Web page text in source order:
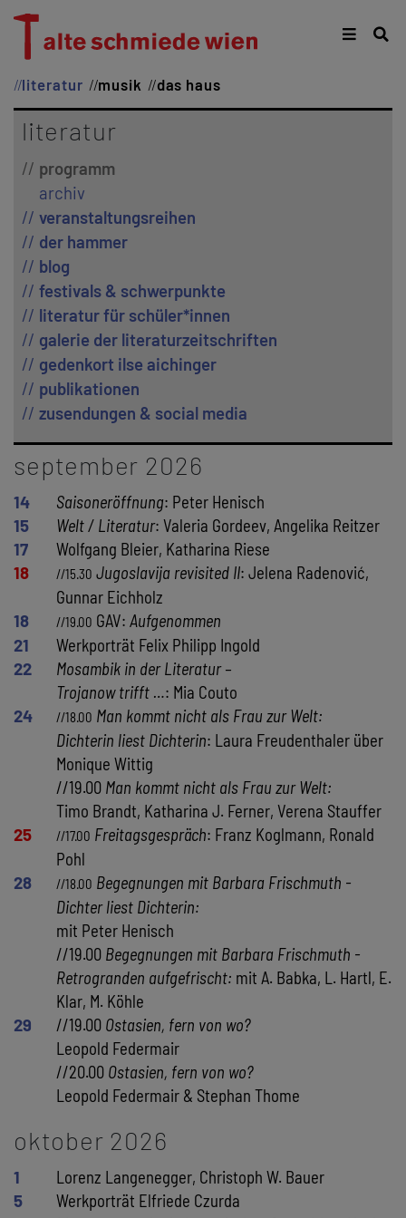
literatur musik das haus
literatur
programm
archiv
veranstaltungsreihen
der hammer
blog
festivals & schwerpunkte
literatur für schüler*innen
galerie der literaturzeitschriften
gedenkort ilse aichinger
publikationen
zusendungen & social media
september 2026
14 Saisoneröffnung: Peter Henisch
15
Welt / Literatur: Valeria Gordeev, Angelika Reitzer
17
Wolfgang Bleier, Katharina Riese
18
//15.30 Jugoslavija revisited II: Jelena Radenović,
Gunnar Eichholz
18
//19.00 GAV: Aufgenommen
21
Werkporträt Felix Philipp Ingold
22
Mosambik in der Literatur –
Trojanow trifft …: Mia Couto
24
//18.00 Man kommt nicht als Frau zur Welt:
Dichterin liest Dichterin: Laura Freudenthaler über
Monique Wittig
//19.00 Man kommt nicht als Frau zur Welt:
Timo Brandt, Katharina J. Ferner, Verena Stauffer
25
//17.00 Freitagsgespräch: Franz Koglmann, Ronald
Pohl
28
//18.00 Begegnungen mit Barbara Frischmuth -
Dichter liest Dichterin:
mit Peter Henisch
//19.00 Begegnungen mit Barbara Frischmuth -
Retrogranden aufgefrischt: mit A. Babka, L. Hartl, E.
Klar, M. Köhle
29
//19.00 Ostasien, fern von wo?
Leopold Federmair
//20.00 Ostasien, fern von wo?
Leopold Federmair & Stephan Thome
oktober 2026
1
Lorenz Langenegger, Christoph W. Bauer
5
Werkporträt Elfriede Czurda